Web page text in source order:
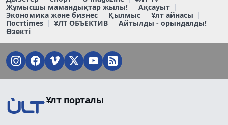
Жұмысшы мамандықтар жылы!
Ақсауыт
Экономика және бизнес
Қылмыс
Ұлт айнасы
Постtimes
ҰЛТ ОБЪЕКТИВ
Айтылды - орындалды!
Өзекті
Ұлт порталы